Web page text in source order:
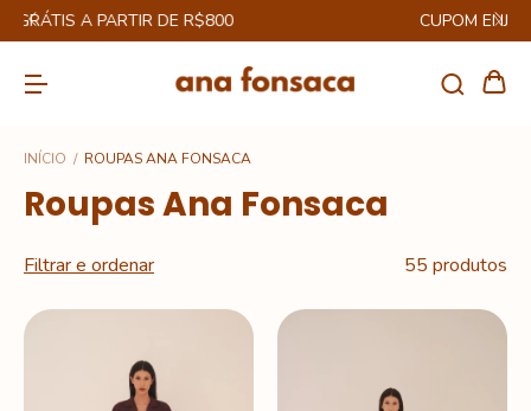
CUPOM ENJOY12% NA PRIMEIRA COMPRA
INÍCIO / ROUPAS ANA FONSACA
Roupas Ana Fonsaca
Filtrar e ordenar 55 produtos